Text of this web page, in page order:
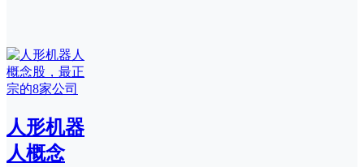
人形机器
人概念